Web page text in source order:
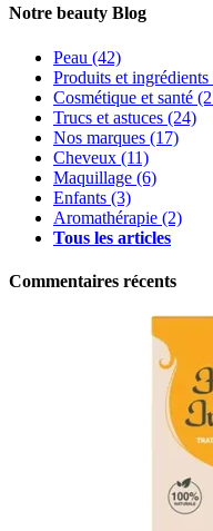
Notre beauty Blog
Peau (42)
Produits et ingrédients
Cosmétique et santé
Trucs et astuces (24)
Nos marques (17)
Cheveux (11)
Maquillage (6)
Enfants (3)
Aromathérapie (2)
Tous les articles
Commentaires récents